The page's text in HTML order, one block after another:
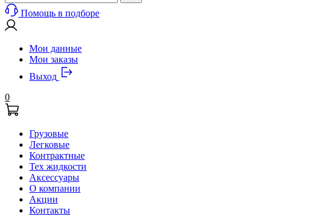
Помощь в подборе
Мои данные
Мои заказы
Выход
0
Грузовые
Легковые
Контрактные
Тех жидкости
Аксессуары
О компании
Акции
Контакты